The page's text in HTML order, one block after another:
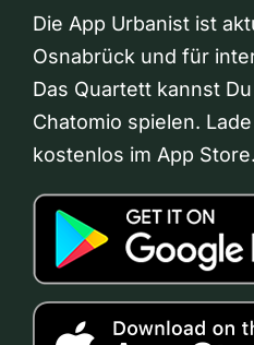
Die App Urbanist ist
Osnabrück und für
Das Quartett kannst
Chatomio spielen.
kostenlos im App Store.